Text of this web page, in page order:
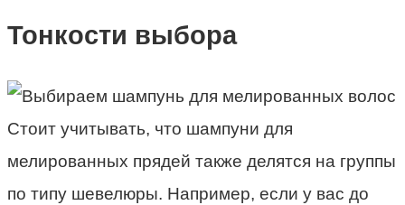
Тонкости выбора
Стоит учитывать, что шампуни для
мелированных прядей также делятся на группы
по типу шевелюры. Например, если у вас до